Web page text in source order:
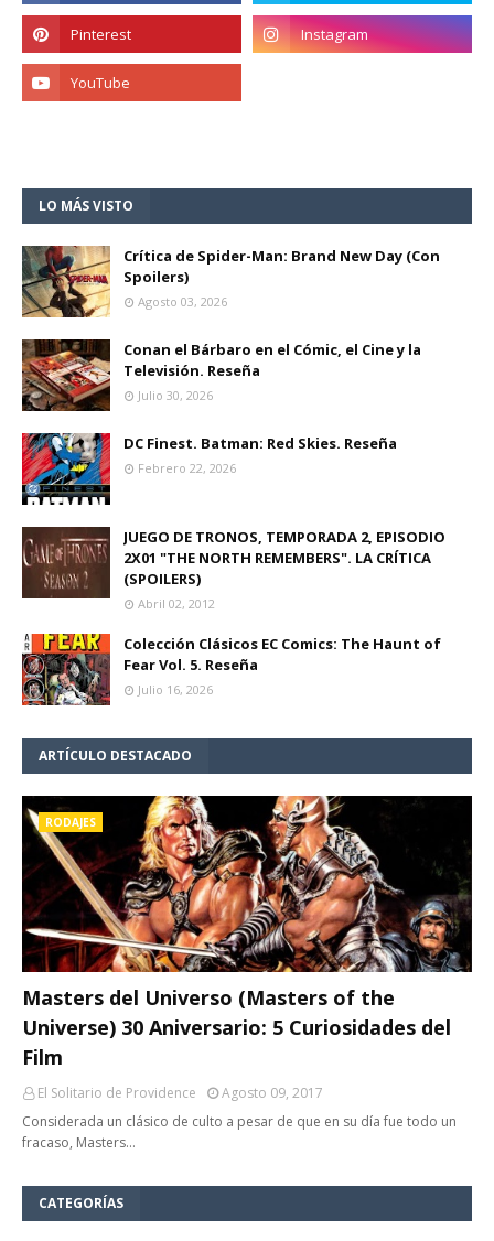
LO MÁS VISTO
Crítica de Spider-Man: Brand New Day (Con
Spoilers)
Agosto 03, 2026
Conan el Bárbaro en el Cómic, el Cine y la
Televisión. Reseña
Julio 30, 2026
DC Finest. Batman: Red Skies. Reseña
Febrero 22, 2026
JUEGO DE TRONOS, TEMPORADA 2, EPISODIO
2X01 "THE NORTH REMEMBERS". LA CRÍTICA
(SPOILERS)
Abril 02, 2012
Colección Clásicos EC Comics: The Haunt of
Fear Vol. 5. Reseña
Julio 16, 2026
ARTÍCULO DESTACADO
RODAJES
Masters del Universo (Masters of the
Universe) 30 Aniversario: 5 Curiosidades del
Film
El Solitario de Providence
Agosto 09, 2017
Considerada un clásico de culto a pesar de que en su día fue todo un
fracaso, Masters…
CATEGORÍAS